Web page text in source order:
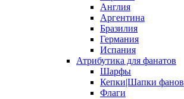
Англия
Аргентина
Бразилия
Германия
Испания
Атрибутика для фанатов
Шарфы
Кепки|Шапки фанов
Флаги